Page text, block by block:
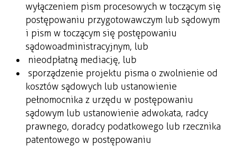
wyłączeniem pism procesowych w toczącym się
postępowaniu przygotowawczym lub sądowym
i pism w toczącym się postępowaniu
sądowoadministracyjnym, lub
nieodpłatną mediację, lub
sporządzenie projektu pisma o zwolnienie od
kosztów sądowych lub ustanowienie
pełnomocnika z urzędu w postępowaniu
sądowym lub ustanowienie adwokata, radcy
prawnego, doradcy podatkowego lub rzecznika
patentowego w postępowaniu